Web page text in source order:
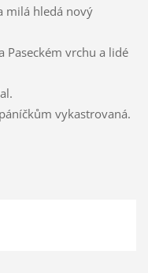
milá hledá nový
Paseckém vrchu a lidé
vykastrovaná.